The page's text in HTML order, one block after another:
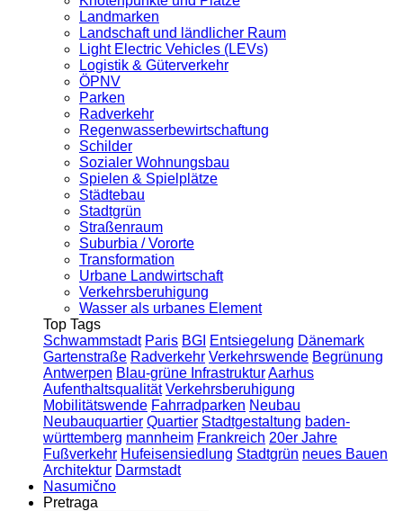
Landmarken
Landschaft und ländlicher Raum
Light Electric Vehicles (LEVs)
Logistik & Güterverkehr
ÖPNV
Parken
Radverkehr
Regenwasserbewirtschaftung
Schilder
Sozialer Wohnungsbau
Spielen & Spielplätze
Städtebau
Stadtgrün
Straßenraum
Suburbia / Vororte
Transformation
Urbane Landwirtschaft
Verkehrsberuhigung
Wasser als urbanes Element
Top Tags
Schwammstadt Paris BGI Entsiegelung Dänemark
Gartenstraße Radverkehr Verkehrswende Begrünung
Antwerpen Blau-grüne InfrastrukturAarhus
Aufenthaltsqualität Verkehrsberuhigung
Mobilitätswende Fahrradparken Neubau
Neubauquartier Quartier Stadtgestaltung baden-
württemberg mannheim Frankreich 20er Jahre
Fußverkehr Hufeisensiedlung Stadtgrün neues Bauen
Architektur Darmstadt
Nasumično
Pretraga